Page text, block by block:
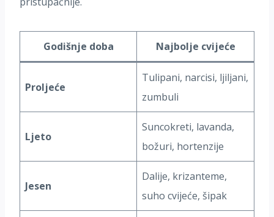
Godišnje doba Najbolje cvijeće
Proljeće
Tulipani, narcisi, ljiljani,
zumbuli
Ljeto
Suncokreti, lavanda,
božuri, hortenzije
Jesen
Dalije, krizanteme,
suho cvijeće, šipak